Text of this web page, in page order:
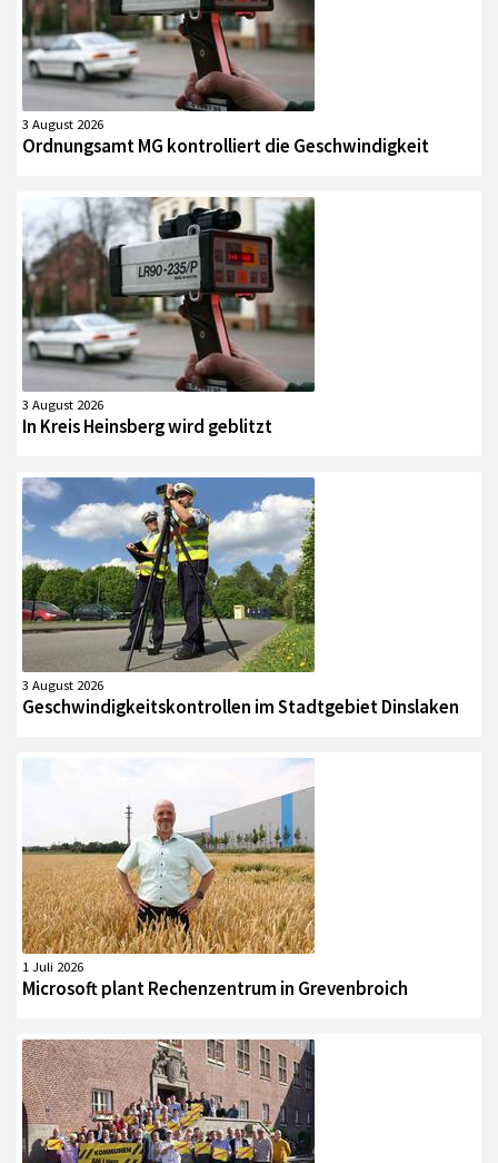
3 August 2026
Ordnungsamt MG kontrolliert die Geschwindigkeit
3 August 2026
In Kreis Heinsberg wird geblitzt
3 August 2026
Geschwindigkeitskontrollen im Stadtgebiet Dinslaken
1 Juli 2026
Microsoft plant Rechenzentrum in Grevenbroich